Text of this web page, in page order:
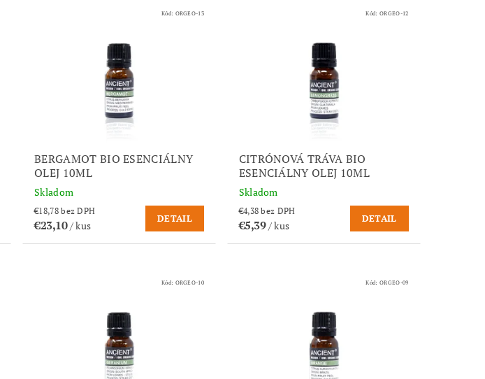
Kód: ORGEO-13
BERGAMOT BIO ESENCIÁLNY
OLEJ 10ML
Skladom
€18,78 bez DPH
€23,10/ kus
DETAIL
Kód:ORGEO-12
CITRÓNOVÁ TRÁVA BIO
ESENCIÁLNY OLEJ 10ML
Skladom
€4,38 bez DPH
€5,39/ kus
DETAIL
Kód: ORGEO-10 Kód:ORGEO-09